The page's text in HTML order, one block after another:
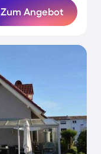
Zum Angebot